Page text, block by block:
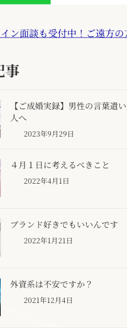
ン面談も受付中！ご遠方の
事
【ご成婚実録】男性の言葉遣
人へ
2023年9月29日
４月１日に考えるべきこと
2022年4月1日
ブランド好きでもいいんです
2022年1月21日
外資系は不安ですか？
2021年12月4日